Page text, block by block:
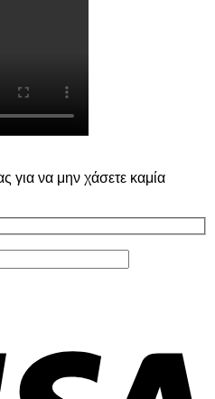
για να μην χάσετε καμία